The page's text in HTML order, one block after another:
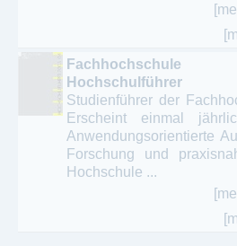
Hochschulführer
Studienführer der
Erscheint einmal
Anwendungsorientierte
Forschung und
Hochschule ...